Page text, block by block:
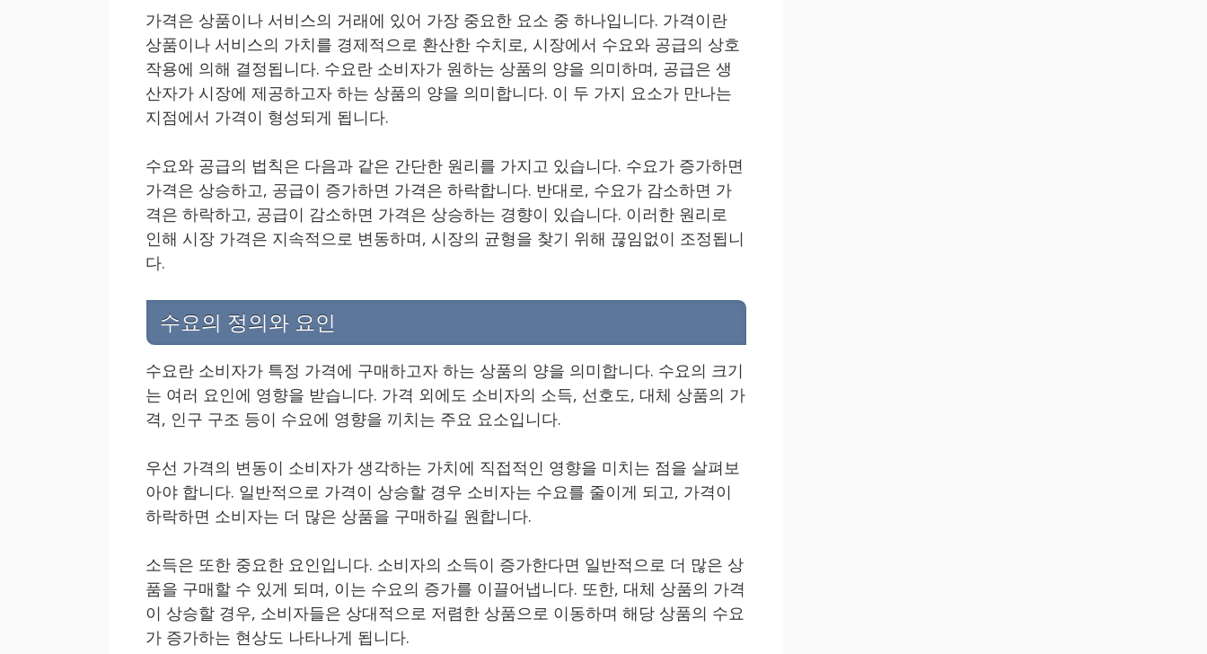
가격은 상품이나 서비스의 거래에 있어 가장 중요한 요소 중 하나입니다. 가격이란
상품이나 서비스의 가치를 경제적으로 환산한 수치로, 시장에서 수요와 공급의 상호
작용에 의해 결정됩니다. 수요란 소비자가 원하는 상품의 양을 의미하며, 공급은 생
산자가 시장에 제공하고자 하는 상품의 양을 의미합니다. 이 두 가지 요소가 만나는
지점에서 가격이 형성되게 됩니다.
수요와 공급의 법칙은 다음과 같은 간단한 원리를 가지고 있습니다. 수요가 증가하면
가격은 상승하고, 공급이 증가하면 가격은 하락합니다. 반대로, 수요가 감소하면 가
격은 하락하고, 공급이 감소하면 가격은 상승하는 경향이 있습니다. 이러한 원리로
인해 시장 가격은 지속적으로 변동하며, 시장의 균형을 찾기 위해 끊임없이 조정됩니
다.
수요의 정의와 요인
수요란 소비자가 특정 가격에 구매하고자 하는 상품의 양을 의미합니다. 수요의 크기
는 여러 요인에 영향을 받습니다. 가격 외에도 소비자의 소득, 선호도, 대체 상품의 가
격, 인구 구조 등이 수요에 영향을 끼치는 주요 요소입니다.
우선 가격의 변동이 소비자가 생각하는 가치에 직접적인 영향을 미치는 점을 살펴보
아야 합니다. 일반적으로 가격이 상승할 경우 소비자는 수요를 줄이게 되고, 가격이
하락하면 소비자는 더 많은 상품을 구매하길 원합니다.
소득은 또한 중요한 요인입니다. 소비자의 소득이 증가한다면 일반적으로 더 많은 상
품을 구매할 수 있게 되며, 이는 수요의 증가를 이끌어냅니다. 또한, 대체 상품의 가격
이 상승할 경우, 소비자들은 상대적으로 저렴한 상품으로 이동하며 해당 상품의 수요
가 증가하는 현상도 나타나게 됩니다.